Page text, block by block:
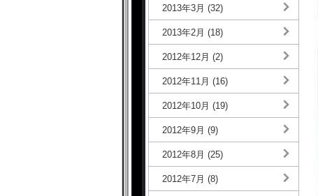
2013年3月 (32)
2013年2月 (18)
2012年12月 (2)
2012年11月 (16)
2012年10月 (19)
2012年9月 (9)
2012年8月 (25)
2012年7月 (8)